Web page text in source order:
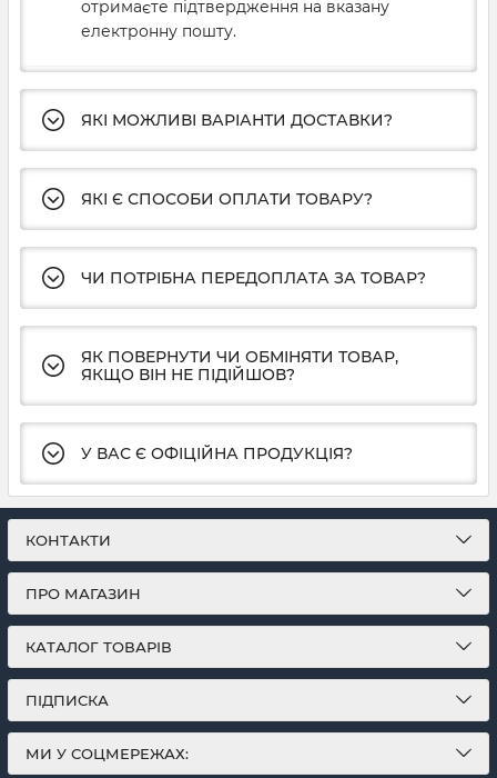
отримаєте підтвердження на вказану
електронну пошту.
ЯКІ МОЖЛИВІ ВАРІАНТИ ДОСТАВКИ?
ЯКІ Є СПОСОБИ ОПЛАТИ ТОВАРУ?
ЧИ ПОТРІБНА ПЕРЕДОПЛАТА ЗА ТОВАР?
ЯК ПОВЕРНУТИ ЧИ ОБМІНЯТИ ТОВАР,
ЯКЩО ВІН НЕ ПІДІЙШОВ?
У ВАС Є ОФІЦІЙНА ПРОДУКЦІЯ?
КОНТАКТИ
ПРО МАГАЗИН
КАТАЛОГ ТОВАРІВ
ПІДПИСКА
МИ У СОЦМЕРЕЖАХ: